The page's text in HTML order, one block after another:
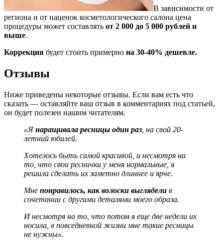
В зависимости от
региона и от наценок косметологического салона цена
процедуры может составлять от 2 000 до 5 000 рублей и
выше.
Коррекция будет стоить примерно на 30-40% дешевле.
Отзывы
Ниже приведены некоторые отзывы. Если вам есть что
сказать — оставляйте ваш отзыв в комментариях под статьей,
он будет полезен нашим читателям.
«Я наращивала ресницы один раз , на свой 20-
летний юбилей.
Хотелось быть самой красивой, и несмотря на
то, что свои реснички у меня нормальные, я
решила сделать их заметно длиннее и ярче.
Мне понравилось, как волоски выглядели в
сочетании с другими деталями моего образа.
И несмотря на то, что потом я еще две недели их
носила, в повседневной жизни мне такие ресницы
не нужны».